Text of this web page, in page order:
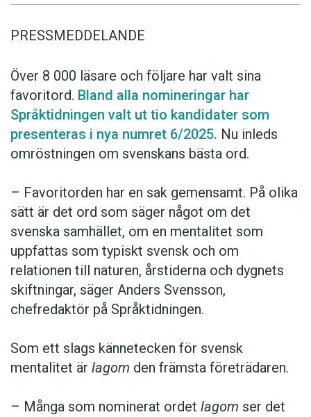
PRESSMEDDELANDE
Över 8 000 läsare och följare har valt sina
favoritord. Bland alla nomineringar har
Språktidningen valt ut tio kandidater som
presenteras i nya numret 6/2025. Nu inleds
omröstningen om svenskans bästa ord.
– Favoritorden har en sak gemensamt. På olika
sätt är det ord som säger något om det
svenska samhället, om en mentalitet som
uppfattas som typiskt svensk och om
relationen till naturen, årstiderna och dygnets
skiftningar, säger Anders Svensson,
chefredaktör på Språktidningen.
Som ett slags kännetecken för svensk
mentalitet är lagom den främsta företrädaren.
– Många som nominerat ordet lagom ser det